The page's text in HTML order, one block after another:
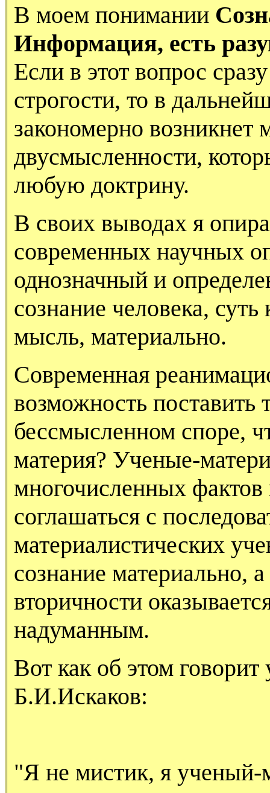
В моем понимании
Информация, есть
Если в этот вопрос
строгости, то в
закономерно
двусмысленности,
любую доктрину.
В своих выводах я
современных научных
однозначный и
сознание человека, суть
мысль, материально.
Современная
возможность поставить
бессмысленном споре,
материя? Ученые-
многочисленных
соглашаться с
материалистических
сознание материально,
вторичности
надуманным.
Вот как об этом
Б.И.Искаков:
"Я не мистик, я ученый-